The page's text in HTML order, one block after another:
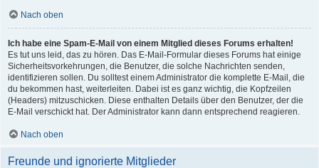
Nach oben
Ich habe eine Spam-E-Mail von einem Mitglied dieses Forums erhalten!
Es tut uns leid, das zu hören. Das E-Mail-Formular dieses Forums hat einige
Sicherheitsvorkehrungen, die Benutzer, die solche Nachrichten senden,
identifizieren sollen. Du solltest einem Administrator die komplette E-Mail, die
du bekommen hast, weiterleiten. Dabei ist es ganz wichtig, die Kopfzeilen
(Headers) mitzuschicken. Diese enthalten Details über den Benutzer, der die
E-Mail verschickt hat. Der Administrator kann dann entsprechend reagieren.
Nach oben
Freunde und ignorierte Mitglieder